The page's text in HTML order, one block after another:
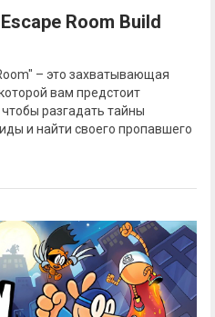
Room Build
– это захватывающая
вам предстоит
разгадать тайны
и найти своего пропавшего